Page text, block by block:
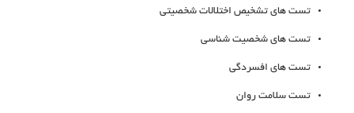
تست های تشخیص اختلالات شخصیتی
تست های شخصیت شناسی
تست های افسردگی
تست سلامت روان